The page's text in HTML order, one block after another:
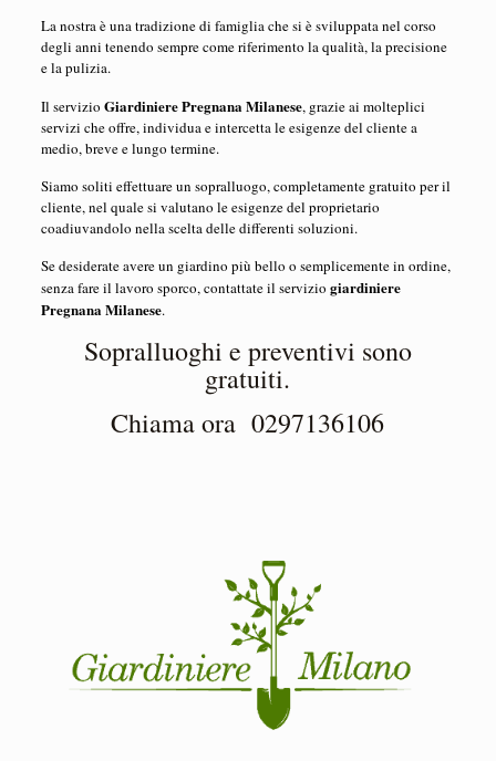
La nostra è una tradizione di famiglia che si è sviluppata nel corso
degli anni tenendo sempre come riferimento la qualità, la precisione
e la pulizia.
Il servizio Giardiniere Pregnana Milanese, grazie ai molteplici
servizi che offre, individua e intercetta le esigenze del cliente a
medio, breve e lungo termine.
Siamo soliti effettuare un sopralluogo, completamente gratuito per il
cliente, nel quale si valutano le esigenze del proprietario
coadiuvandolo nella scelta delle differenti soluzioni.
Se desiderate avere un giardino più bello o semplicemente in ordine,
senza fare il lavoro sporco, contattate il servizio giardiniere
Pregnana Milanese.
Sopralluoghi e preventivi sono
gratuiti.
Chiama ora 0297136106